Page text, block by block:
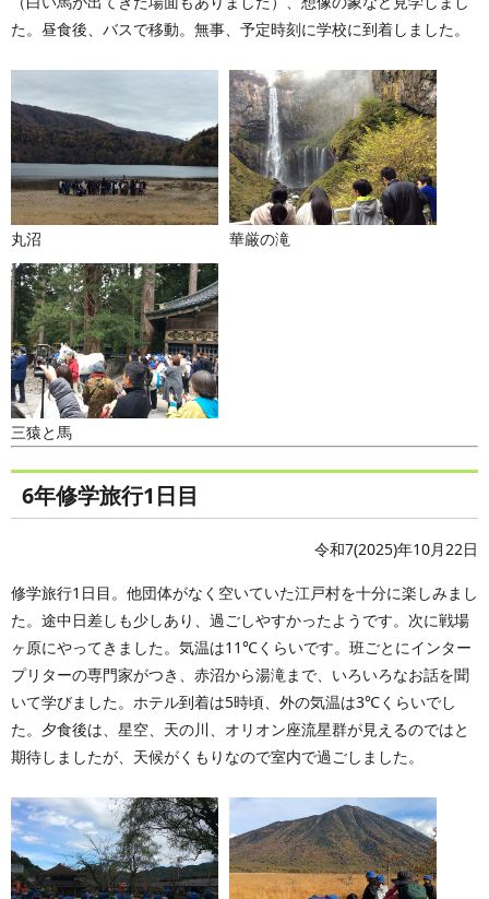
た。昼食後、バスで移動。無事、予定時刻に学校に到着しました。
丸沼 華厳の滝
三猿と馬
6年修学旅行1日目
令和7(2025)年10月22日
修学旅行1日目。他団体がなく空いていた江戸村を十分に楽しみまし
た。途中日差しも少しあり、過ごしやすかったようです。次に戦場
ヶ原にやってきました。気温は11℃くらいです。班ごとにインター
プリターの専門家がつき、赤沼から湯滝まで、いろいろなお話を聞
いて学びました。ホテル到着は5時頃、外の気温は3℃くらいでし
た。夕食後は、星空、天の川、オリオン座流星群が見えるのではと
期待しましたが、天候がくもりなので室内で過ごしました。